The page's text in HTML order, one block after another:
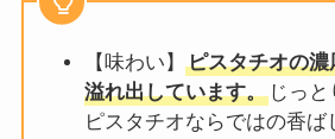
【味わい】
ピスタチオの
溢れ出しています。じっと
ピスタチオならではの香ば